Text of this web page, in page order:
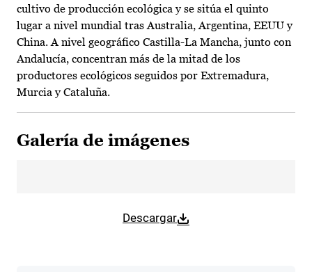
cultivo de producción ecológica y se sitúa el quinto
lugar a nivel mundial tras Australia, Argentina, EEUU y
China. A nivel geográfico Castilla-La Mancha, junto con
Andalucía, concentran más de la mitad de los
productores ecológicos seguidos por Extremadura,
Murcia y Cataluña.
Galería de imágenes
Descargar